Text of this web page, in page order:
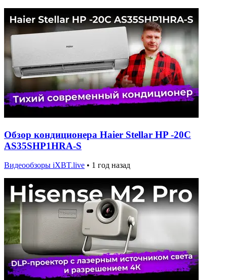
Обзор кондиционера Haier Stellar HP -20C
AS35SHP1HRA-S
Видеообзоры iXBT.live • 1 год назад